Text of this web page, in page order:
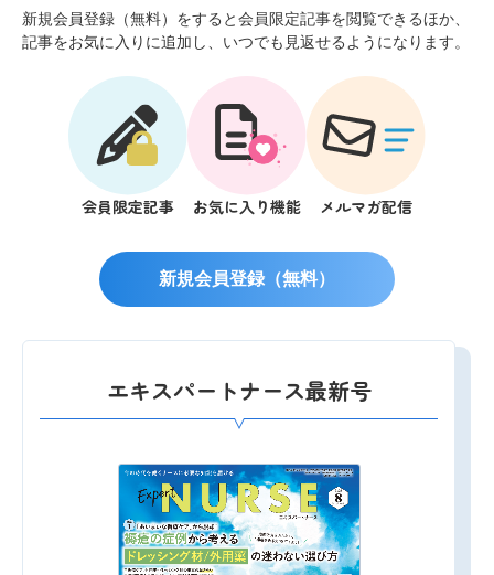
新規会員登録（無料）をすると会員限定記事を閲覧できるほか、
記事をお気に入りに追加し、いつでも見返せるようになります。
会員限定記事 お気に入り機能 メルマガ配信
新規会員登録（無料）
エキスパートナース最新号